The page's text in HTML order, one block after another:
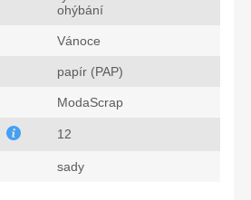
ohýbání
Vánoce
papír (PAP)
ModaScrap
12
sady